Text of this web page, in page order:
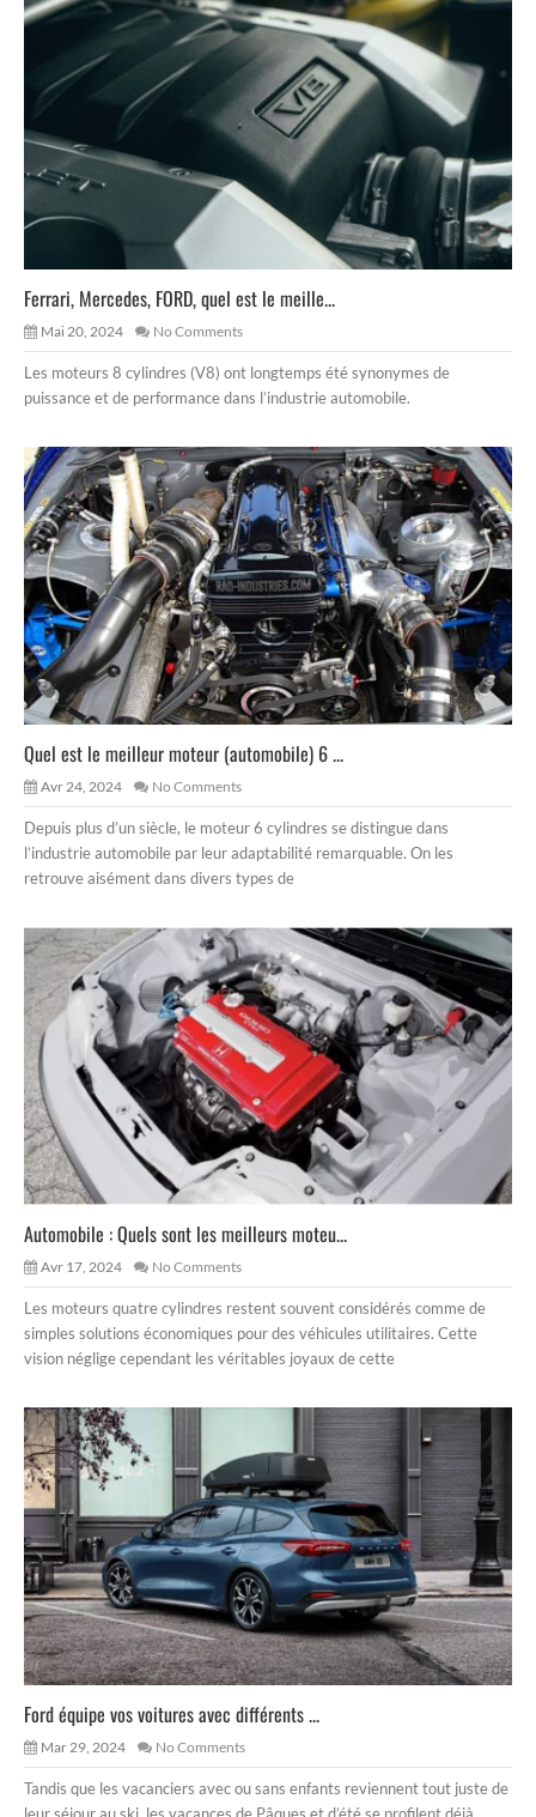
Ferrari, Mercedes, FORD, quel est le meille...
Mai 20, 2024 No Comments
Les moteurs 8 cylindres (V8) ont longtemps été synonymes de
puissance et de performance dans l’industrie automobile.
Quel est le meilleur moteur (automobile) 6 ...
Avr 24, 2024 No Comments
Depuis plus d’un siècle, le moteur 6 cylindres se distingue dans
l’industrie automobile par leur adaptabilité remarquable. On les
retrouve aisément dans divers types de
Automobile : Quels sont les meilleurs moteu...
Avr 17, 2024 No Comments
Les moteurs quatre cylindres restent souvent considérés comme de
simples solutions économiques pour des véhicules utilitaires. Cette
vision néglige cependant les véritables joyaux de cette
Ford équipe vos voitures avec différents ...
Mar 29, 2024 No Comments
Tandis que les vacanciers avec ou sans enfants reviennent tout juste de
leur séjour au ski, les vacances de Pâques et d’été se profilent déjà,